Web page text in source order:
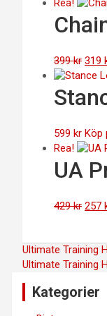
priset
var:
Rea!
399kr Det
var:
319
599 kr Köp
Rea!
UA
429kr Det
var:
429
257
Ultimate Training
Ultimate Training
Kategorier